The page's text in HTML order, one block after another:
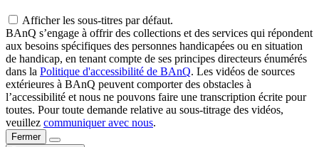
Afficher les sous-titres par défaut.
BAnQ s’engage à offrir des collections et des services qui répondent
aux besoins spécifiques des personnes handicapées ou en situation
de handicap, en tenant compte de ses principes directeurs énumérés
dans la Politique d'accessibilité de BAnQ. Les vidéos de sources
extérieures à BAnQ peuvent comporter des obstacles à
l’accessibilité et nous ne pouvons faire une transcription écrite pour
toutes. Pour toute demande relative au sous-titrage des vidéos,
veuillez communiquer avec nous.
Fermer